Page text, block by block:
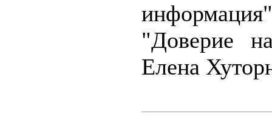
"Доверие
Елена